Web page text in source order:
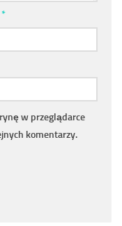
*
w przeglądarce
komentarzy.